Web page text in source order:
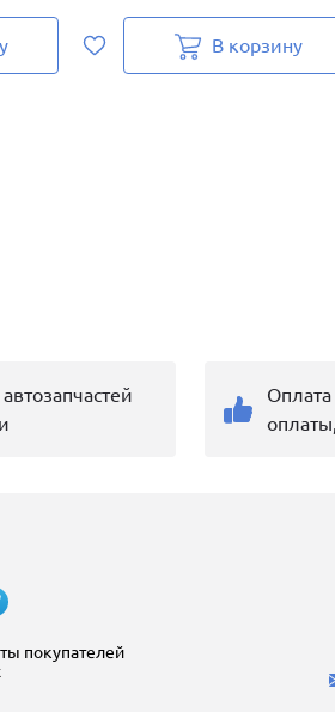
В корзину
покупателей